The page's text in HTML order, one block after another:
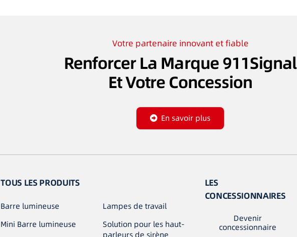
Votre partenaire innovant et fiable
Renforcer La Marque 911Signal
Et Votre Concession
En savoir plus
TOUS LES PRODUITS
Barre lumineuse
Mini Barre lumineuse
Lampes de travail
Solution pour les haut-
parleurs de sirène
LES
CONCESSIONNAIRES
Devenir
concessionnaire